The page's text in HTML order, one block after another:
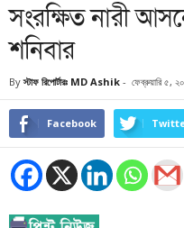
সংরক্ষিত নারী
শনিবার
By স্টাফ রিপোর্টারঃ MD Ashik - ফেব্রুয়ারি ৫,
Facebook